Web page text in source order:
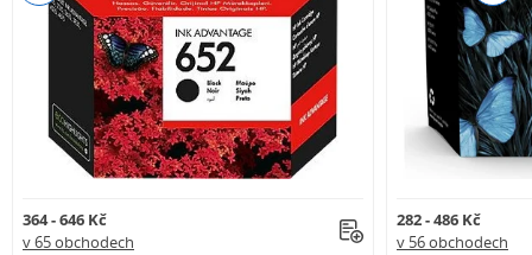
364 - 646 Kč
v 65 obchodech
282 - 486 Kč
v 56 obchodech